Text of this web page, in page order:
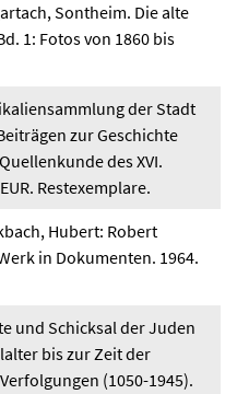
Sontheim. Die alte
1: Fotos von 1860 bis
der Stadt
zur Geschichte
des XVI.
Restexemplare.
Hubert: Robert
in Dokumenten. 1964.
und Schicksal der Juden
bis zur Zeit der
(1050-1945).